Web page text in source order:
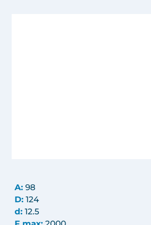
A: 98
D: 124
d: 12.5